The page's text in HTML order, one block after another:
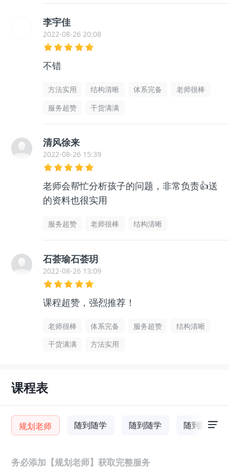
李宇佳
2022-08-26 20:08
不错
方法实用 结构清晰 体系完备
老师很棒
服务超赞
干货满满
清风徐来
2022-08-26 15:39
老师会帮忙分析孩子的问题，非常负责👍送
的资料也很实用
服务超赞 老师很棒 结构清晰
石荟瑜石荟玥
2022-08-26 13:09
课程超赞，强烈推荐！
老师很棒 体系完备 服务超赞
结构清晰
干货满满
方法实用
课程表
规划老师 随到随学 随到随学 随到随学
务必添加【规划老师】获取完整服务